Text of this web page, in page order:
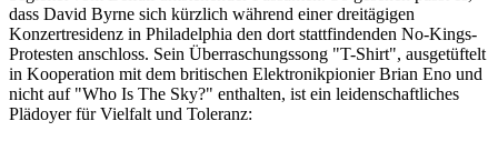
dass David Byrne sich kürzlich während einer dreitägigen
Konzertresidenz in Philadelphia den dort stattfindenden No-Kings-
Protesten anschloss. Sein Überraschungssong "T-Shirt", ausgetüftelt
in Kooperation mit dem britischen Elektronikpionier Brian Eno und
nicht auf "Who Is The Sky?" enthalten, ist ein leidenschaftliches
Plädoyer für Vielfalt und Toleranz: